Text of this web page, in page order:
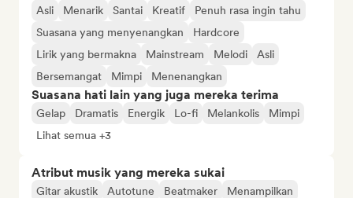
Asli Menarik Santai Kreatif
Penuh rasa ingin tahu
Suasana yang menyenangkan
Hardcore
Lirik yang bermakna
Mainstream Melodi
Asli
Bersemangat
Mimpi Menenangkan
Suasana hati lain yang juga mereka terima
Gelap Dramatis Energik Lo-fi Melankolis
Mimpi
Lihat semua +3
Atribut musik yang mereka sukai
Gitar akustik Autotune Beatmaker
Menampilkan